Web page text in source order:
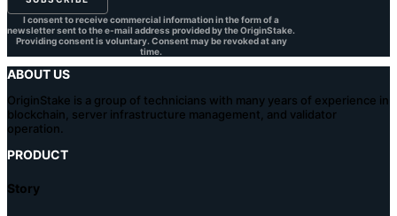
I consent to receive commercial information in the form of a
newsletter sent to the e-mail address provided by the OriginStake.
Providing consent is voluntary. Consent may be revoked at any
time.
ABOUT US
OriginStake is a group of technicians with many years of experience in
blockchain, server infrastructure management, and validator
operation.
PRODUCT
Story